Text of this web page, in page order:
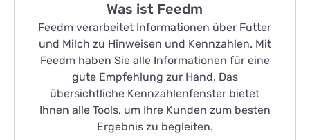
Was ist Feedm
Feedm verarbeitet Informationen über Futter
und Milch zu Hinweisen und Kennzahlen. Mit
Feedm haben Sie alle Informationen für eine
gute Empfehlung zur Hand. Das
übersichtliche Kennzahlenfenster bietet
Ihnen alle Tools, um Ihre Kunden zum besten
Ergebnis zu begleiten.